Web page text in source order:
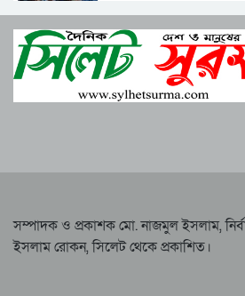
ক্ষোভ, দ্রুত সংস্কারের
নারী-কাণ্ডে জামায়াত থেকে
নজরুল
সিলেটে হামের উপসর্গ
শাপলা চত্বরে হত্যা
বিরুদ্ধে আনুষ্ঠানিক
বিরোধীদলের পতন শুরু
গিয়ে ঠেকেছে: রাশেদ খান
কে হতে পারেন পরবর্তী
আসামির ওপর ফের হামলা
এআই দিয়ে অশালীন ছবি
সম্পাদক ও প্রকাশক মো. নাজমুল ইসলাম,
ইসলাম রোকন, সিলেট থেকে প্রকাশিত।